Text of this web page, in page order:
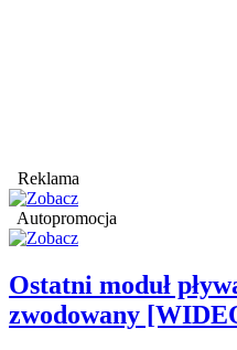
Reklama
Autopromocja
Ostatni moduł
zwodowany